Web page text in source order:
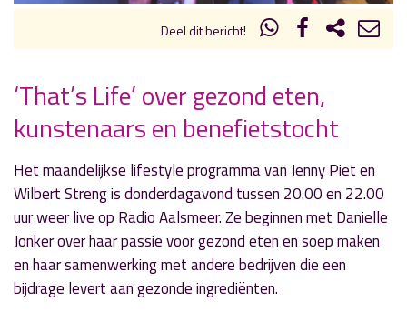
Deel dit bericht!
« Vorig nieuwsbericht
'Echt Esther' op herhaling over narcisme
9 mei 2017
» Volgend nieuwsbericht
Waarom lezen wel leuk is hoor je in ‘Let’s Go’
9 mei 2017
‘That’s Life’ over gezond eten,
kunstenaars en benefietstocht
Het maandelijkse lifestyle programma van Jenny Piet en
Wilbert Streng is donderdagavond tussen 20.00 en 22.00
uur weer live op Radio Aalsmeer. Ze beginnen met Danielle
Jonker over haar passie voor gezond eten en soep maken
en haar samenwerking met andere bedrijven die een
bijdrage levert aan gezonde ingrediënten.